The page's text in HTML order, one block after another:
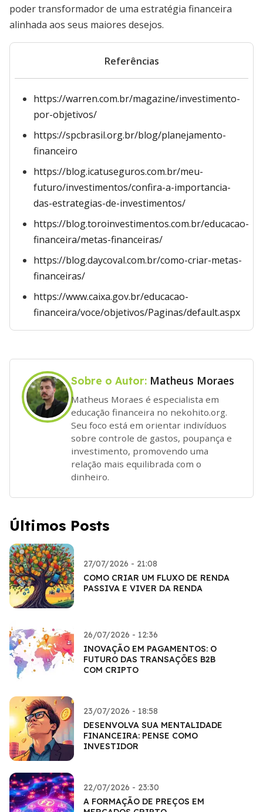
poder transformador de uma estratégia financeira
alinhada aos seus maiores desejos.
Referências
https://warren.com.br/magazine/investimento-
por-objetivos/
https://spcbrasil.org.br/blog/planejamento-
financeiro
https://blog.icatuseguros.com.br/meu-
futuro/investimentos/confira-a-importancia-
das-estrategias-de-investimentos/
https://blog.toroinvestimentos.com.br/educacao-
financeira/metas-financeiras/
https://blog.daycoval.com.br/como-criar-metas-
financeiras/
https://www.caixa.gov.br/educacao-
financeira/voce/objetivos/Paginas/default.aspx
Sobre o Autor: Matheus Moraes
Matheus Moraes é especialista em
educação financeira no nekohito.org.
Seu foco está em orientar indivíduos
sobre controle de gastos, poupança e
investimento, promovendo uma
relação mais equilibrada com o
dinheiro.
Últimos Posts
27/07/2026 - 21:08
COMO CRIAR UM FLUXO DE RENDA
PASSIVA E VIVER DA RENDA
26/07/2026 - 12:36
INOVAÇÃO EM PAGAMENTOS: O
FUTURO DAS TRANSAÇÕES B2B
COM CRIPTO
23/07/2026 - 18:58
DESENVOLVA SUA MENTALIDADE
FINANCEIRA: PENSE COMO
INVESTIDOR
22/07/2026 - 23:30
A FORMAÇÃO DE PREÇOS EM